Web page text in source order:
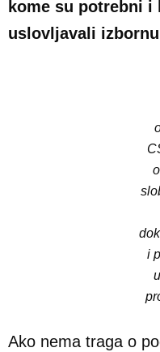
kome su potrebni
uslovljavali
i
Ako nema traga o